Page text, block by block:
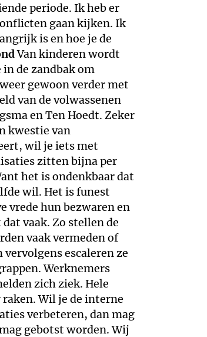
periode. Ik heb er
gaan kijken. Ik
is en hoe je de
Van kinderen wordt
de zandbak om
gewoon verder met
van de volwassenen
en Ten Hoedt. Zeker
kwestie van
wil je iets met
zitten bijna per
het is ondenkbaar dat
wil. Het is funest
vrede hun bezwaren en
vaak. Zo stellen de
vaak vermeden of
escaleren ze
Werknemers
zich ziek. Hele
Wil je de interne
verbeteren, dan mag
gebotst worden. Wij